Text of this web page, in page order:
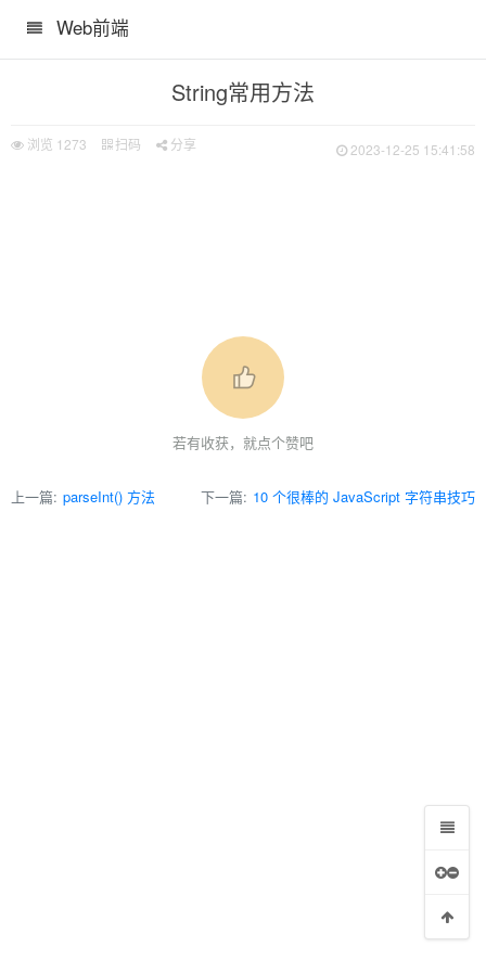
Web前端
String常用方法
浏览 1273 扫码 分享 2023-12-25 15:41:58
若有收获，就点个赞吧
上一篇: parseInt() 方法 下一篇: 10 个很棒的 JavaScript 字符串技巧